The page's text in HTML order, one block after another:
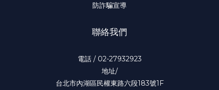
防詐騙宣導
聯絡我們
電話 / 02-27932923
地址/
台北市內湖區民權東路六段183號1F